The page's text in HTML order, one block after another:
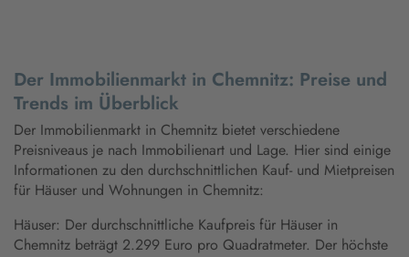
Der Immobilienmarkt in Chemnitz: Preise und
Trends im Überblick
Der Immobilienmarkt in Chemnitz bietet verschiedene
Preisniveaus je nach Immobilienart und Lage. Hier sind einige
Informationen zu den durchschnittlichen Kauf- und Mietpreisen
für Häuser und Wohnungen in Chemnitz:
Häuser: Der durchschnittliche Kaufpreis für Häuser in
Chemnitz beträgt 2.299 Euro pro Quadratmeter. Der höchste